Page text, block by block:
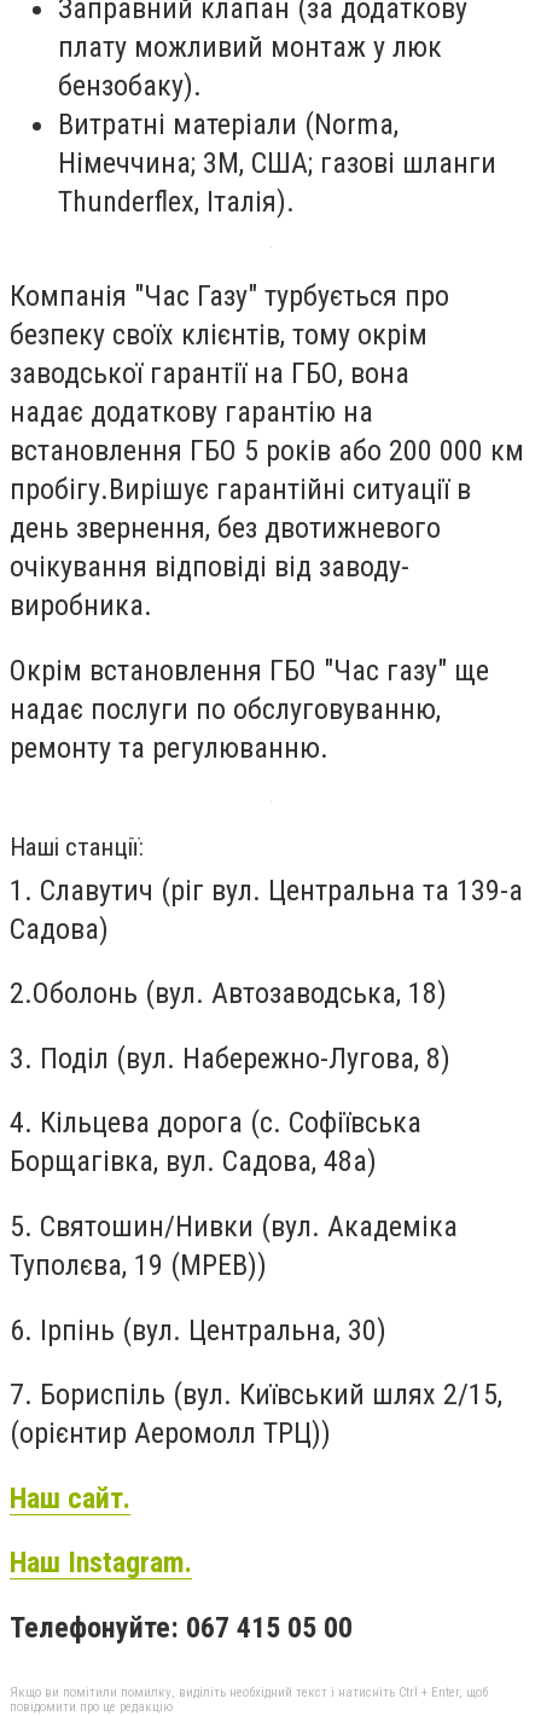
Заправний клапан (за додаткову
плату можливий монтаж у люк
бензобаку).
Витратні матеріали (Norma,
Німеччина; 3М, США; газові шланги
Thunderflex, Італія).
Компанія "Час Газу" турбується про
безпеку своїх клієнтів, тому окрім
заводської гарантії на ГБО, вона
надає додаткову гарантію на
встановлення ГБО 5 років або 200 000 км
пробігу.Вирішує гарантійні ситуації в
день звернення, без двотижневого
очікування відповіді від заводу-
виробника.
Окрім встановлення ГБО "Час газу" ще
надає послуги по обслуговуванню,
ремонту та регулюванню.
Наші станції:
1. Славутич (ріг вул. Центральна та 139-а
Садова)
2.Оболонь (вул. Автозаводська, 18)
3. Поділ (вул. Набережно-Лугова, 8)
4. Кільцева дорога (с. Софіївська
Борщагівка, вул. Садова, 48а)
5. Святошин/Нивки (вул. Академіка
Туполєва, 19 (МРЕВ))
6. Ірпінь (вул. Центральна, 30)
7. Бориспіль (вул. Київський шлях 2/15,
(орієнтир Аеромолл ТРЦ))
Наш сайт.
Наш Instagram.
Телефонуйте: 067 415 05 00
Якщо ви помітили помилку, виділіть необхідний текст і натисніть Ctrl + Enter, щоб
повідомити про це редакцію